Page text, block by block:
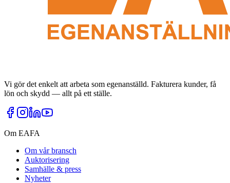
Vi gör det enkelt att arbeta som egenanställd. Fakturera kunder, få
lön och skydd — allt på ett ställe.
Om EAFA
Om vår bransch
Auktorisering
Samhälle & press
Nyheter